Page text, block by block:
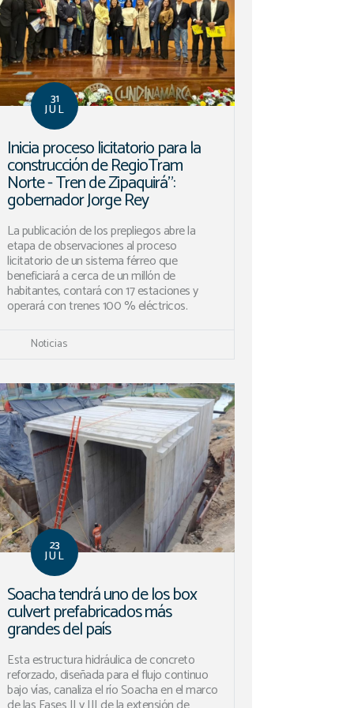
31
JUL
Inicia proceso licitatorio para la
construcción de RegioTram
Norte - Tren de Zipaquirá”:
gobernador Jorge Rey
La publicación de los prepliegos abre la
etapa de observaciones al proceso
licitatorio de un sistema férreo que
beneficiará a cerca de un millón de
habitantes, contará con 17 estaciones y
operará con trenes 100 % eléctricos.
Noticias
23
JUL
Soacha tendrá uno de los box
culvert prefabricados más
grandes del país
Esta estructura hidráulica de concreto
reforzado, diseñada para el flujo continuo
bajo vías, canaliza el río Soacha en el marco